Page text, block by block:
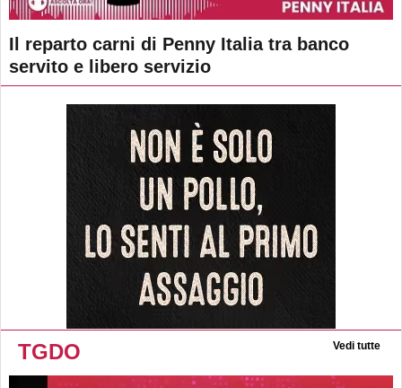
Il reparto carni di Penny Italia tra banco
servito e libero servizio
TGDO Vedi tutte